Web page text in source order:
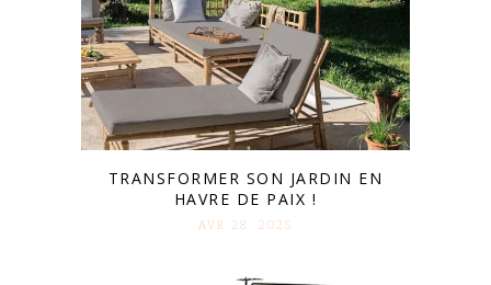
TRANSFORMER SON JARDIN EN
HAVRE DE PAIX !
AVR 28. 2025